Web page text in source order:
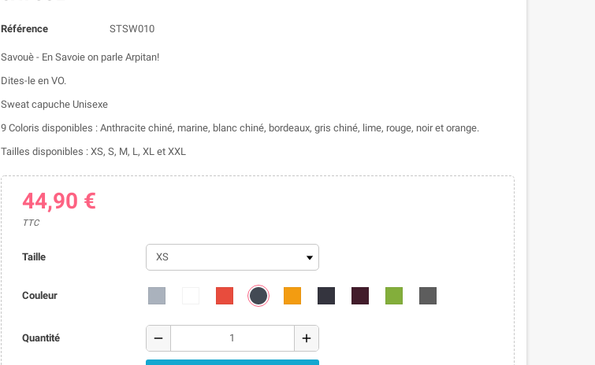
Référence STSW010
Savouè - En Savoie on parle Arpitan!
Dites-le en VO.
Sweat capuche Unisexe
9 Coloris disponibles : Anthracite chiné, marine, blanc chiné, bordeaux, gris chiné, lime, rouge, noir et orange.
Tailles disponibles : XS, S, M, L, XL et XXL
44,90 €
TTC
Taille
Couleur
Quantité remove add